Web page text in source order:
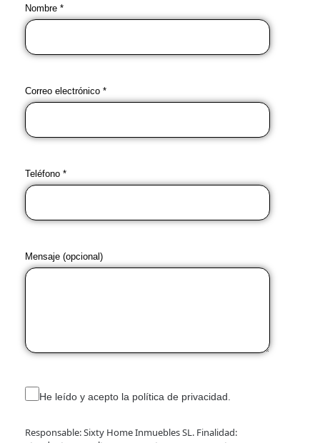
Nombre *
Correo electrónico *
Teléfono *
Mensaje (opcional)
He leído y acepto la política de privacidad.
Responsable: Sixty Home Inmuebles SL. Finalidad: